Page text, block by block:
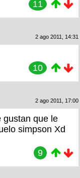
11
2 ago 2011, 14:31
10
2 ago 2011, 17:00
gustan que le
simpson Xd
9